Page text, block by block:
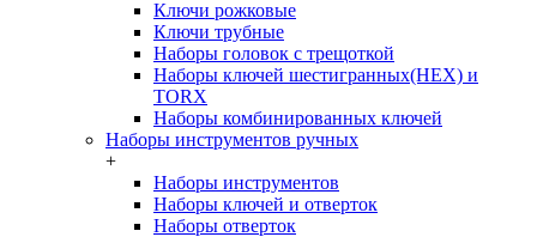
Ключи рожковые
Ключи трубные
Наборы головок c трещоткой
Наборы ключей шестигранных(HEX) и
TORX
Наборы комбинированных ключей
Наборы инструментов ручных
+
Наборы инструментов
Наборы ключей и отверток
Наборы отверток